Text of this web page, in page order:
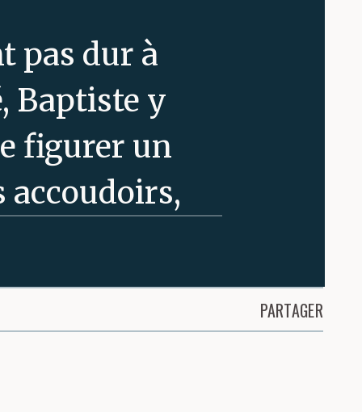
pas dur à
Baptiste y
figurer un
accoudoirs,
à
semblant
PARTAGER